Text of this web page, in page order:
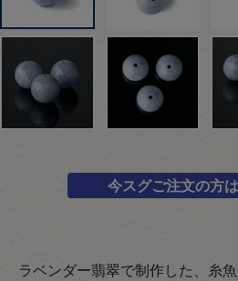
今スグご注文の方
ラベンダー翡翠で制作した、糸